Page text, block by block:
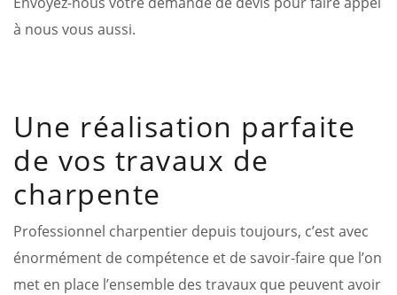
à nous vous aussi.
Une réalisation parfaite
de vos travaux de
charpente
Professionnel charpentier depuis toujours, c’est avec
énormément de compétence et de savoir-faire que l’on
met en place l’ensemble des travaux que peuvent avoir